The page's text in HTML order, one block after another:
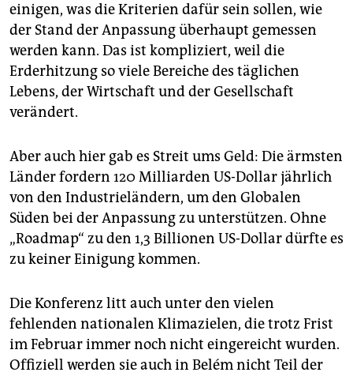
einigen, was die Kriterien dafür sein sollen, wie
der Stand der Anpassung überhaupt gemessen
werden kann. Das ist kompliziert, weil die
Erderhitzung so viele Bereiche des täglichen
Lebens, der Wirtschaft und der Gesellschaft
verändert.
Aber auch hier gab es Streit ums Geld: Die ärmsten
Länder fordern 120 Milliarden US-Dollar jährlich
von den Industrieländern, um den Globalen
Süden bei der Anpassung zu unterstützen. Ohne
„Roadmap“ zu den 1,3 Billionen US-Dollar dürfte es
zu keiner Einigung kommen.
Die Konferenz litt auch unter den vielen
fehlenden nationalen Klimazielen, die trotz Frist
im Februar immer noch nicht eingereicht wurden.
Offiziell werden sie auch in Belém nicht Teil der